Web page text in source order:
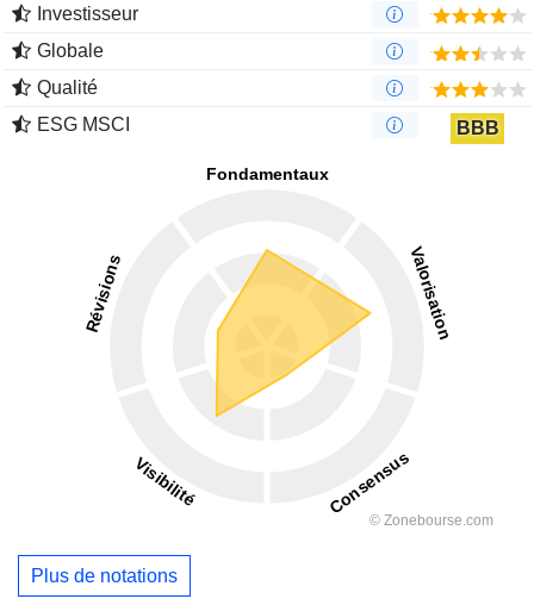
Investisseur
Globale
Qualité
ESG MSCI
BBB
Plus de notations